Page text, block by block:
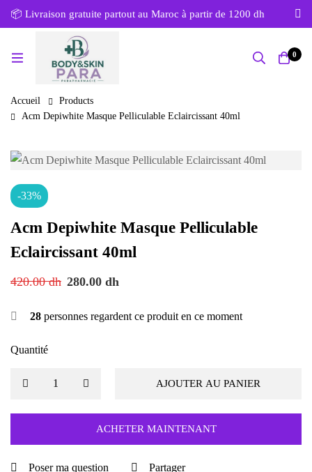
📦 Livraison gratuite partout au Maroc à partir de 1200 dh
0
Accueil
Products
Acm Depiwhite Masque Pelliculable Eclaircissant 40ml
-33%
Acm Depiwhite Masque Pelliculable
Eclaircissant 40ml
420.00dh 280.00 dh
28 personnes regardent ce produit en ce moment
Quantité
AJOUTER AU PANIER
ACHETER MAINTENANT
Poser ma question Partager